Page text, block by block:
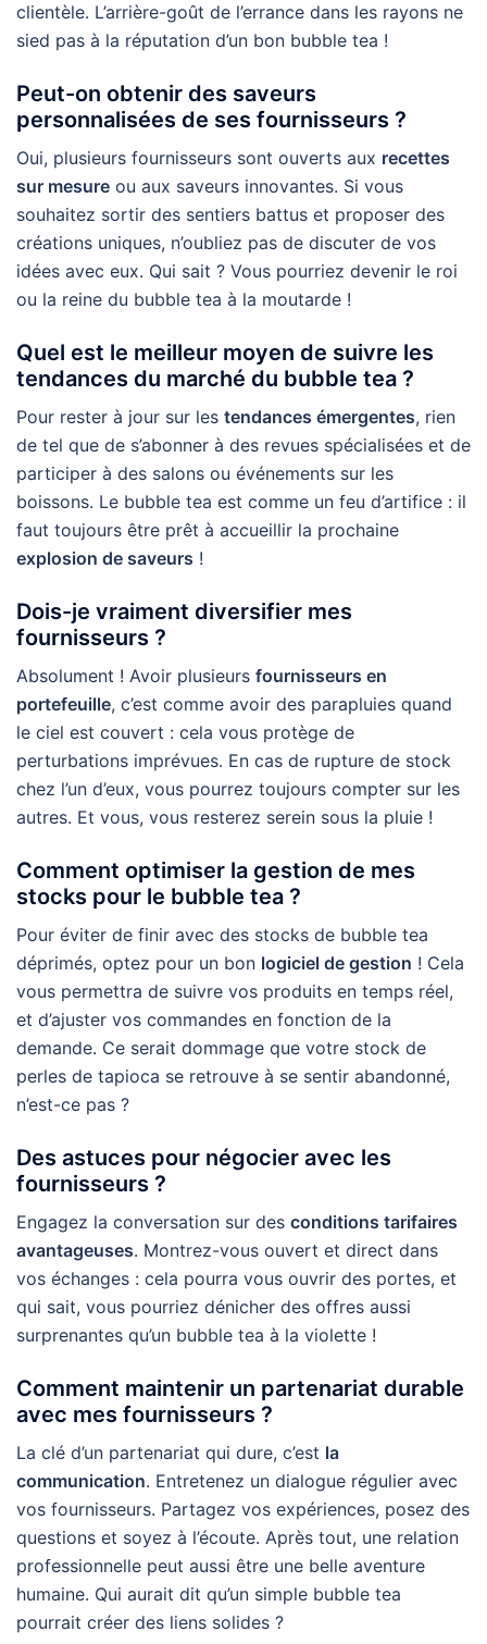
clientèle. L’arrière-goût de l’errance dans les rayons ne
sied pas à la réputation d’un bon bubble tea !
Peut-on obtenir des saveurs
personnalisées de ses fournisseurs ?
Oui, plusieurs fournisseurs sont ouverts aux recettes
sur mesure ou aux saveurs innovantes. Si vous
souhaitez sortir des sentiers battus et proposer des
créations uniques, n’oubliez pas de discuter de vos
idées avec eux. Qui sait ? Vous pourriez devenir le roi
ou la reine du bubble tea à la moutarde !
Quel est le meilleur moyen de suivre les
tendances du marché du bubble tea ?
Pour rester à jour sur les tendances émergentes, rien
de tel que de s’abonner à des revues spécialisées et de
participer à des salons ou événements sur les
boissons. Le bubble tea est comme un feu d’artifice : il
faut toujours être prêt à accueillir la prochaine
explosion de saveurs !
Dois-je vraiment diversifier mes
fournisseurs ?
Absolument ! Avoir plusieurs fournisseurs en
portefeuille, c’est comme avoir des parapluies quand
le ciel est couvert : cela vous protège de
perturbations imprévues. En cas de rupture de stock
chez l’un d’eux, vous pourrez toujours compter sur les
autres. Et vous, vous resterez serein sous la pluie !
Comment optimiser la gestion de mes
stocks pour le bubble tea ?
Pour éviter de finir avec des stocks de bubble tea
déprimés, optez pour un bon logiciel de gestion ! Cela
vous permettra de suivre vos produits en temps réel,
et d’ajuster vos commandes en fonction de la
demande. Ce serait dommage que votre stock de
perles de tapioca se retrouve à se sentir abandonné,
n’est-ce pas ?
Des astuces pour négocier avec les
fournisseurs ?
Engagez la conversation sur des conditions tarifaires
avantageuses. Montrez-vous ouvert et direct dans
vos échanges : cela pourra vous ouvrir des portes, et
qui sait, vous pourriez dénicher des offres aussi
surprenantes qu’un bubble tea à la violette !
Comment maintenir un partenariat durable
avec mes fournisseurs ?
La clé d’un partenariat qui dure, c’est la
communication. Entretenez un dialogue régulier avec
vos fournisseurs. Partagez vos expériences, posez des
questions et soyez à l’écoute. Après tout, une relation
professionnelle peut aussi être une belle aventure
humaine. Qui aurait dit qu’un simple bubble tea
pourrait créer des liens solides ?